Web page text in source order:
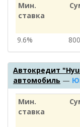
Мин.
ставка
9.6%
Автокредит
автомобиль —
Мин.
ставка